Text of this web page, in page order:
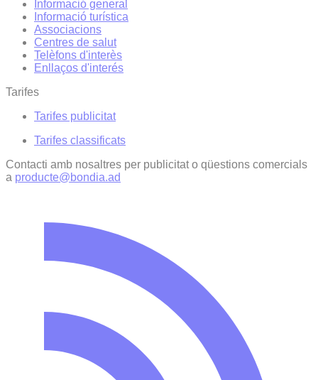
Informació general
Informació turística
Associacions
Centres de salut
Telèfons d'interès
Enllaços d'interés
Tarifes
Tarifes publicitat
Tarifes classificats
Contacti amb nosaltres per publicitat o qüestions comercials
a producte@bondia.ad